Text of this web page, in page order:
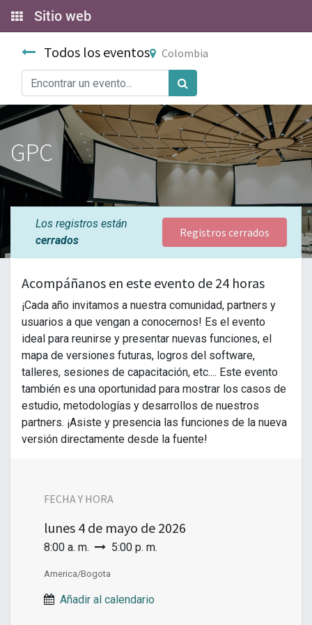
Sitio web
Todos los eventos Colombia
GPC
Los registros están
cerrados
Registros cerrados
Acompáñanos en este evento de 24 horas
¡Cada año invitamos a nuestra comunidad, partners y
usuarios a que vengan a conocernos! Es el evento
ideal para reunirse y presentar nuevas funciones, el
mapa de versiones futuras, logros del software,
talleres, sesiones de capacitación, etc.... Este evento
también es una oportunidad para mostrar los casos de
estudio, metodologías y desarrollos de nuestros
partners. ¡Asiste y presencia las funciones de la nueva
versión directamente desde la fuente!
FECHA Y HORA
lunes 4 de mayo de 2026
8:00 a. m. 5:00 p. m.
America/Bogota
Añadir al calendario